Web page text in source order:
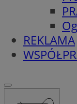
REKLAMA